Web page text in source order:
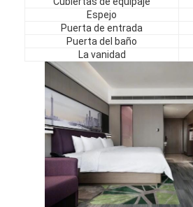
Muebles de hotel
Muebles para villas
Muebles para apartamentos
Muebles para clubes comerciales
Muebles de comedor
Muebles de oficina
Mobiliario Fijo
Espejo
Puerta de entrada
Puerta del baño
La vanidad